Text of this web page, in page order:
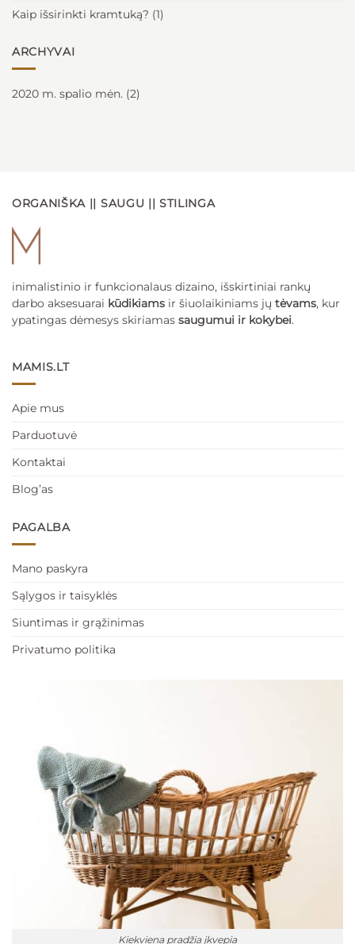
Kaip išsirinkti kramtuką? (1)
ARCHYVAI
2020 m. spalio mėn. (2)
ORGANIŠKA || SAUGU || STILINGA
inimalistinio ir funkcionalaus dizaino, išskirtiniai rankų
darbo aksesuarai kūdikiams ir šiuolaikiniams jų tėvams, kur
ypatingas dėmesys skiriamas saugumui ir kokybei.
MAMIS.LT
Apie mus
Parduotuvė
Kontaktai
Blog’as
PAGALBA
Mano paskyra
Sąlygos ir taisyklės
Siuntimas ir grąžinimas
Privatumo politika
Kiekviena pradžia įkvepia